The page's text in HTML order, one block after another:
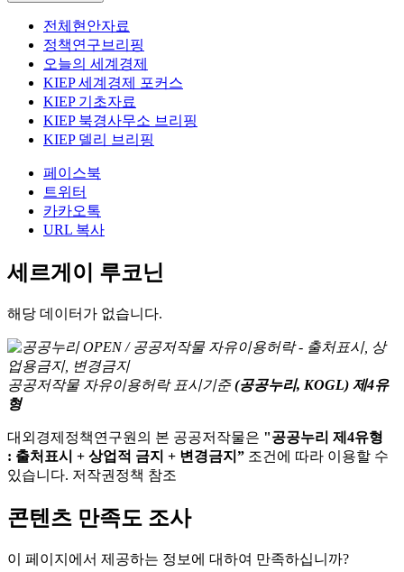
전체현안자료
정책연구브리핑
오늘의 세계경제
KIEP 세계경제 포커스
KIEP 기초자료
KIEP 북경사무소 브리핑
KIEP 델리 브리핑
페이스북
트위터
카카오톡
URL 복사
세르게이 루코닌
해당 데이터가 없습니다.
공공저작물 자유이용허락 표시기준 (공공누리, KOGL) 제4유
형
대외경제정책연구원의 본 공공저작물은 "공공누리 제4유형
: 출처표시 + 상업적 금지 + 변경금지” 조건에 따라 이용할 수
있습니다. 저작권정책 참조
콘텐츠 만족도 조사
이 페이지에서 제공하는 정보에 대하여 만족하십니까?